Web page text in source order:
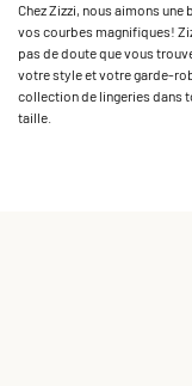
Chez Zizzi, nous aimons
vos courbes magnifiques!
pas de doute que vous
votre style et votre garde-
collection de lingeries dans
taille.